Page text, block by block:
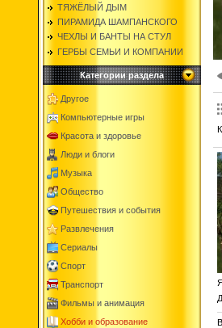
ТЯЖЁЛЫЙ ДЫМ
ПИРАМИДА ШАМПАНСКОГО
ЧЕХЛЫ И БАНТЫ НА СТУЛ
ГЕРБЫ СЕМЬИ И КОМПАНИИ
Категории раздела
Другое
Компьютерные игры
Красота и здоровье
Люди и блоги
Музыка
Общество
Путешествия и события
Развлечения
Сериалы
Спорт
Транспорт
Фильмы и анимация
Хобби и образование